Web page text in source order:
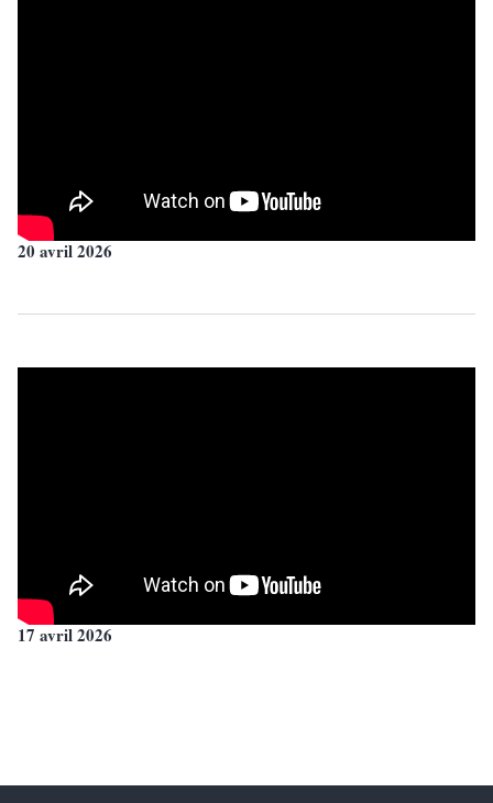
20 avril 2026
17 avril 2026